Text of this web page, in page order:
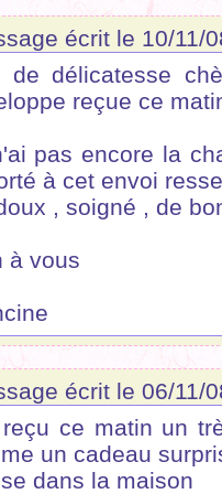
écrit le 10/11/
de délicatesse
reçue ce
pas encore la
à cet envoi
, soigné , de
à vous
écrit le 06/11/
ce matin un
un cadeau
dans la maison